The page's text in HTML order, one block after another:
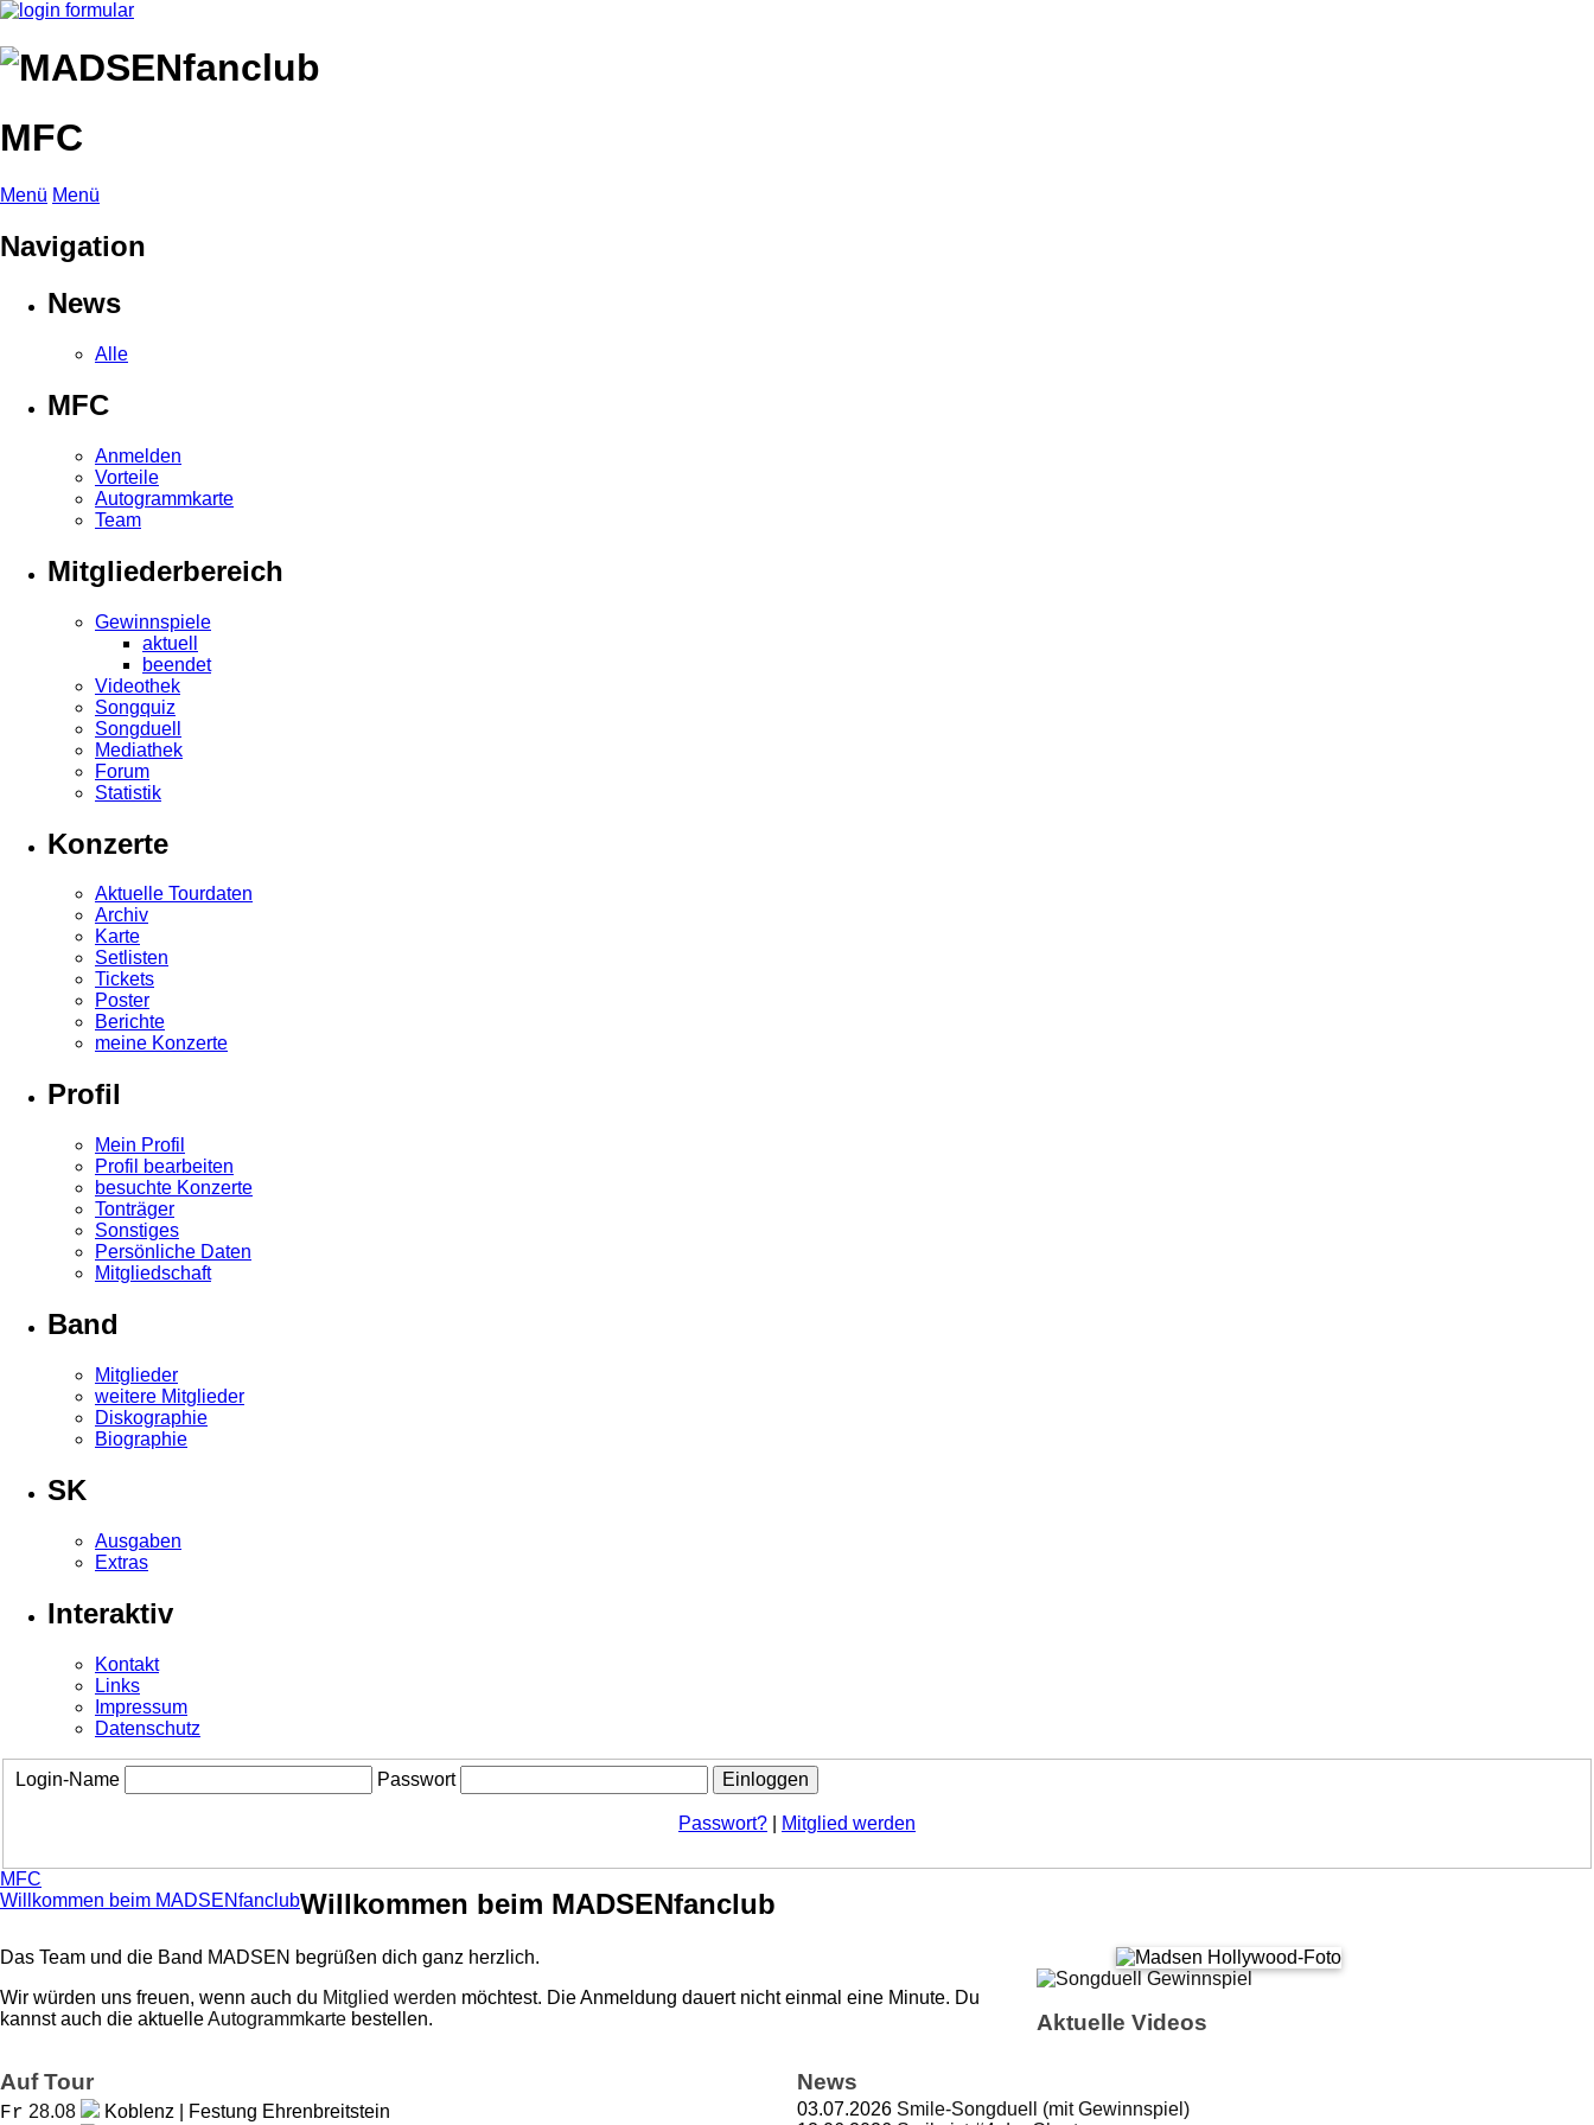
MFC
Menü Menü
Navigation
News
Alle
MFC
Anmelden
Vorteile
Autogrammkarte
Team
Mitgliederbereich
Gewinnspiele
aktuell
beendet
Videothek
Songquiz
Songduell
Mediathek
Forum
Statistik
Konzerte
Aktuelle Tourdaten
Archiv
Karte
Setlisten
Tickets
Poster
Berichte
meine Konzerte
Profil
Mein Profil
Profil bearbeiten
besuchte Konzerte
Tonträger
Sonstiges
Persönliche Daten
Mitgliedschaft
Band
Mitglieder
weitere Mitglieder
Diskographie
Biographie
SK
Ausgaben
Extras
Interaktiv
Kontakt
Links
Impressum
Datenschutz
Login-Name Passwort
Passwort? Mitglied werden
MFC
Willkommen beim MADSENfanclubWillkommen beim MADSENfanclub
Das Team und die Band MADSEN begrüßen dich ganz herzlich.
Wir würden uns freuen, wenn auch du Mitglied werden möchtest. Die Anmeldung dauert nicht einmal eine Minute. Du
kannst auch die aktuelleAutogrammkarte bestellen.
Auf Tour
Fr 28.08 Koblenz | Festung Ehrenbreitstein
News
03.07.2026 Smile-Songduell (mit Gewinnspiel)
Aktuelle Videos